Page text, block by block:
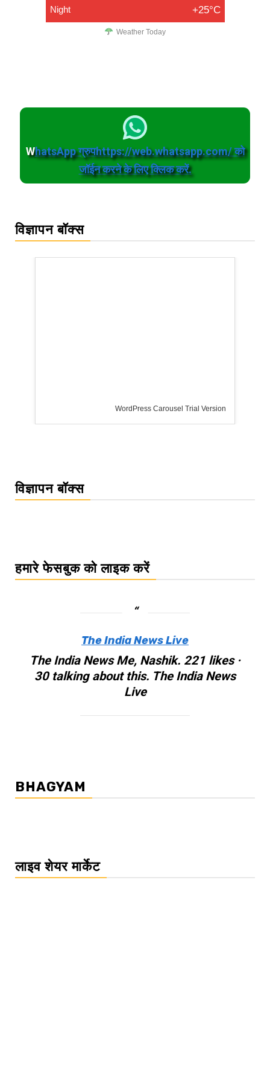
Night +25°C
Weather Today
WhatsApp ग्रुपhttps://web.whatsapp.com/ को
जॉईन करने के लिए क्लिक करें.
विज्ञापन बॉक्स
विज्ञापन बॉक्स
हमारे फेसबुक को लाइक करें
The India News Live
The India News Me, Nashik. 221 likes ·
30 talking about this. The India News
Live
BHAGYAM
लाइव शेयर मार्केट